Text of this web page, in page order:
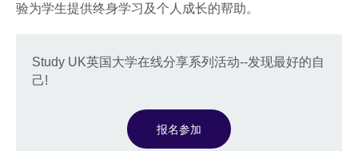
验为学生提供终身学习及个人成长的帮助。
Study UK英国大学在线分享系列活动--发现最好的自
己!
报名参加